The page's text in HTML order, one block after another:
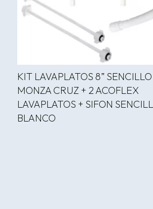
KIT LAVAPLATOS 8” SENCILLO
MONZA CRUZ + 2 ACOFLEX
LAVAPLATOS + SIFON
BLANCO